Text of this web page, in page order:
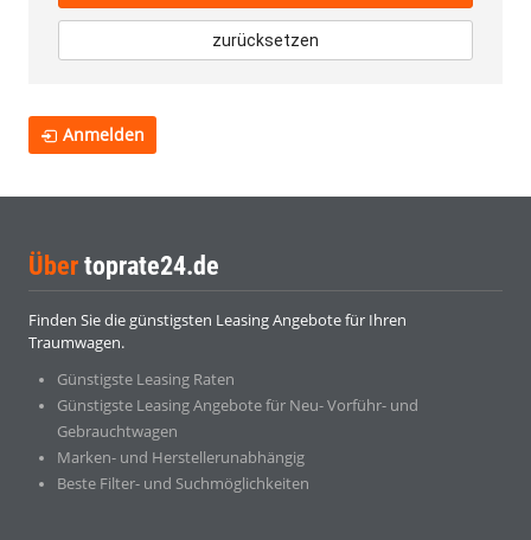
zurücksetzen
Anmelden
Über toprate24.de
Finden Sie die günstigsten Leasing Angebote für Ihren
Traumwagen.
Günstigste Leasing Raten
Günstigste Leasing Angebote für Neu- Vorführ- und
Gebrauchtwagen
Marken- und Herstellerunabhängig
Beste Filter- und Suchmöglichkeiten